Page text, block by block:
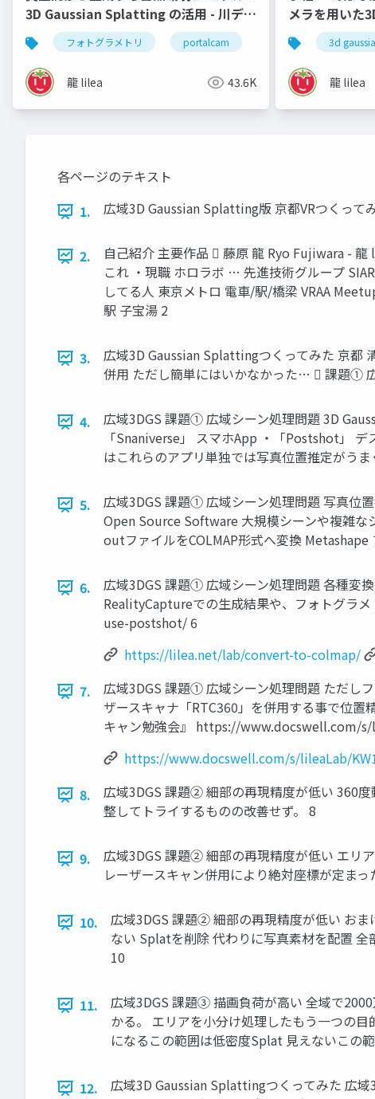
3D Gaussian Splatting の活用 - 川デジ
ウェビナー2025
フォトグラメトリ portalcam photogrammetry
龍 lilea 43.6K
メラを用いた
vol.1
3d
龍 lilea
各ページのテキスト
1.
広域3D Gaussian Splatting版 京都VRつくって
2.
自己紹介 主要作品  藤原 龍 Ryo Fujiwara -
これ ・現職 ホロラボ … 先進技術グループ
してる人 東京メトロ 電車/駅/橋梁 VRAA
駅 子宝湯 2
3.
広域3D Gaussian Splattingつくってみた 京都
併用 ただし簡単にはいかなかった…  課題①
4.
広域3DGS 課題① 広域シーン処理問題 3D
「Snaniverse」 スマホApp ・「Postshot」
はこれらのアプリ単独では写真位置推定がう
5.
広域3DGS 課題① 広域シーン処理問題 写真位
Open Source Software 大規模シーンや複雑
outファイルをCOLMAP形式へ変換
6.
広域3DGS 課題① 広域シーン処理問題 各種
RealityCaptureでの生成結果や、フォトグラ
use-postshot/ 6
https://lilea.net/lab/convert-to-colmap/
7.
広域3DGS 課題① 広域シーン処理問題 ただし
ザースキャナ「RTC360」を併用する事で位
キャン勉強会』 https://www.docswell.com/s/
https://www.docswell.com/s/lileaLab/
8.
広域3DGS 課題② 細部の再現精度が低い 360
整してトライするものの改善せず。 8
9.
広域3DGS 課題② 細部の再現精度が低い エリ
レーザースキャン併用により絶対座標が定ま
10.
広域3DGS 課題② 細部の再現精度が低い お
ない Splatを削除 代わりに写真素材を配置 全
10
11.
広域3DGS 課題③ 描画負荷が高い 全域で
かる。 エリアを小分け処理したもう一つの
になるこの範囲は低密度Splat 見えないこの
12.
広域3D Gaussian Splattingつくってみた 広